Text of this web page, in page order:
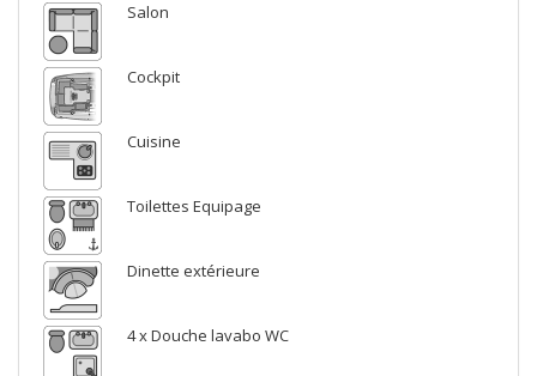
Salon
Cockpit
Cuisine
Toilettes Equipage
Dinette extérieure
4 x Douche lavabo WC